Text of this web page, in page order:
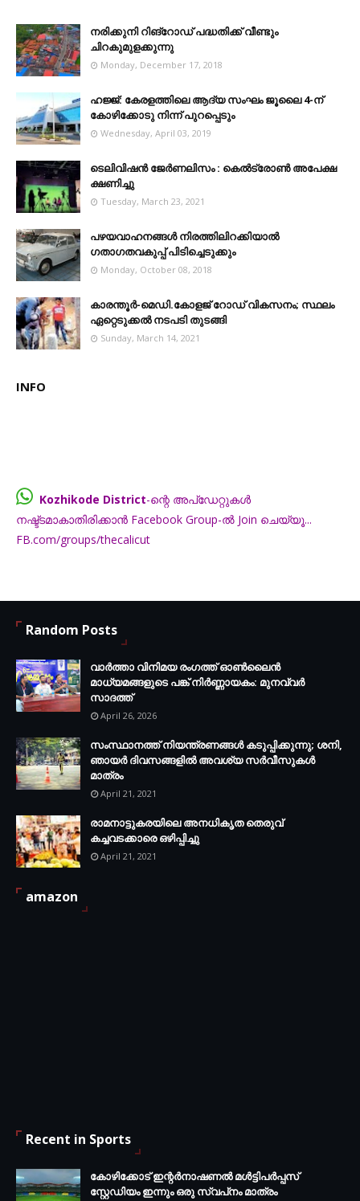
നരിക്കുനി റിങ്റോഡ് പദ്ധതിക്ക് വീണ്ടും
ചിറകുമുളക്കുന്നു
Monday, December 17, 2018
ഹജ്ജ്: കേരളത്തിലെ ആദ്യ സംഘം ജൂലൈ 4-ന്
കോഴിക്കോടു നിന്ന് പുറപ്പെടും
Wednesday, April 03, 2019
ടെലിവിഷന്‍ ജേര്‍ണലിസം : കെല്‍ട്രോണ്‍ അപേക്ഷ
ക്ഷണിച്ചു
Tuesday, March 23, 2021
പഴയവാഹനങ്ങള്‍ നിരത്തിലിറക്കിയാല്‍
ഗതാഗതവകുപ്പ് പിടിച്ചെടുക്കും
Monday, October 08, 2018
കാരന്തൂർ-മെഡി.കോളജ് റോഡ് വികസനം; സ്ഥലം
ഏറ്റെടുക്കൽ നടപടി തുടങ്ങി
Sunday, March 14, 2021
INFO
Kozhikode District
-ന്റെ അപ്ഡേറ്റുകൾ
നഷ്ട്ടമാകാതിരിക്കാൻ Facebook Group-ൽ Join ചെയ്യൂ...
FB.com/groups/thecalicut
Random Posts
വാർത്താ വിനിമയ രംഗത്ത് ഓൺലൈൻ
മാധ്യമങ്ങളുടെ പങ്ക് നിർണ്ണായകം: മുനവ്വർ
സാദത്ത്
April 26, 2026
സംസ്ഥാനത്ത് നിയന്ത്രണങ്ങള്‍ കടുപ്പിക്കുന്നു; ശനി,
ഞായര്‍ ദിവസങ്ങളില്‍ അവശ്യ സര്‍വീസുകള്‍
മാത്രം
April 21, 2021
രാമനാട്ടുകരയിലെ അനധികൃത തെരുവ്
കച്ചവടക്കാരെ ഒഴിപ്പിച്ചു
April 21, 2021
amazon
Recent in Sports
കോഴിക്കോട് ഇന്റര്‍നാഷണല്‍ മള്‍ട്ടിപര്‍പ്പസ്
സ്റ്റേഡിയം ഇന്നും ഒരു സ്വപ്‌നം മാത്രം